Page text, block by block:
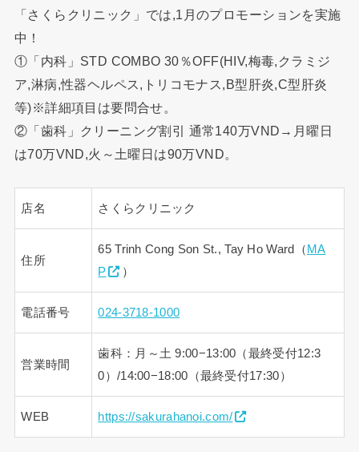
「さくらクリニック」では,1月のプロモーションを実施
中！
①「内科」STD COMBO 30％OFF(HIV,梅毒,クラミジ
ア,淋病,性器ヘルペス,トリコモナス,B型肝炎,C型肝炎
等)※詳細項目は要問合せ。
②「歯科」クリーニング割引 通常140万VND→月曜日
は70万VND,火～土曜日は90万VND。
店名 さくらクリニック
住所
65 Trinh Cong Son St., Tay Ho Ward（ MA
P
）
電話番号 024-3718-1000
営業時間
歯科：月～土 9:00−13:00（最終受付12:3
0）/14:00−18:00（最終受付17:30）
WEB https://sakurahanoi.com/